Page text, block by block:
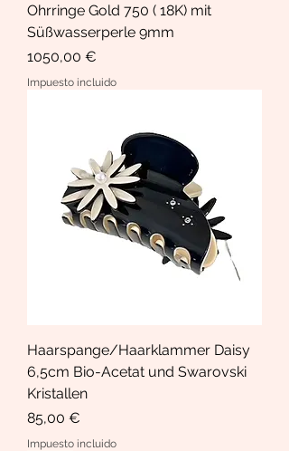
Ohrringe Gold 750 ( 18K) mit
Süßwasserperle 9mm
Precio
1050,00 €
Impuesto incluido
Haarspange/Haarklammer Daisy
6,5cm Bio-Acetat und Swarovski
Kristallen
Precio
85,00 €
Impuesto incluido